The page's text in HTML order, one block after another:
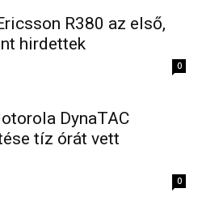
R380 az első,
hirdettek
0
DynaTAC
tíz órát vett
0